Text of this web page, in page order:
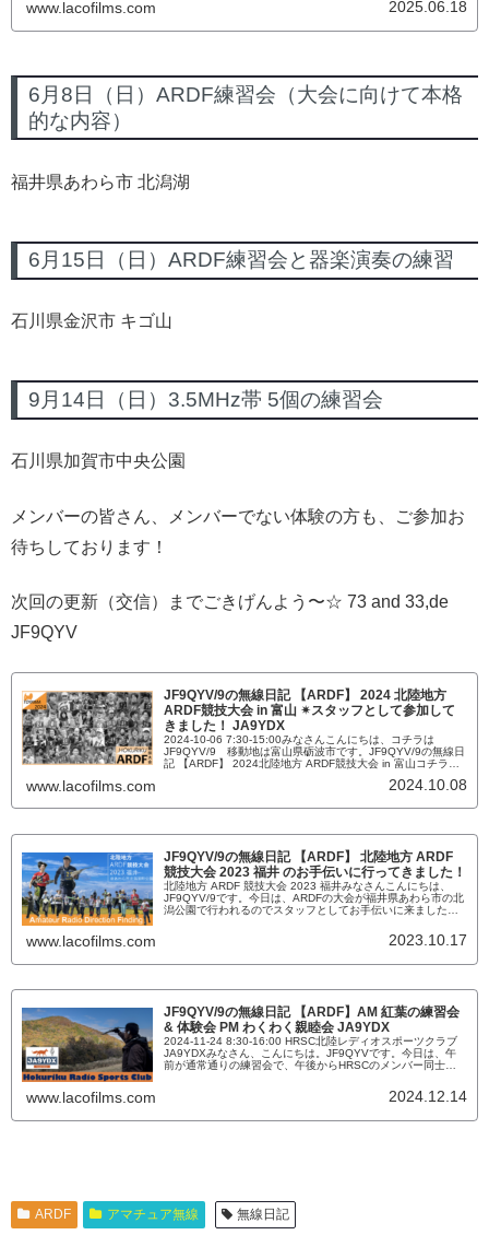
ら、読むのも大変。駐車場2025 北陸ハムフェスティバル
2025 北陸ハムフェスティバル J...
www.lacofilms.com 2025.06.18
6月8日（日）ARDF練習会（大会に向けて本格
的な内容）
福井県あわら市 北潟湖
6月15日（日）ARDF練習会と器楽演奏の練習
石川県金沢市 キゴ山
9月14日（日）3.5MHz帯 5個の練習会
石川県加賀市中央公園
メンバーの皆さん、メンバーでない体験の方も、ご参加お
待ちしております！
次回の更新（交信）までごきげんよう〜☆ 73 and 33,de
JF9QYV
JF9QYV/9の無線日記 【ARDF】 2024 北陸地方
ARDF競技大会 in 富山 ✴︎スタッフとして参加して
きました！ JA9YDX
2024-10-06 7:30-15:00みなさんこんにちは、コチラは
JF9QYV/9 移動地は富山県砺波市です。JF9QYV/9の無線日
記 【ARDF】 2024北陸地方 ARDF競技大会 in 富山コチラの
りの坂を全力疾走でゴールし、力尽きる直前の選手たちの表
力といった文字が頭をよぎ...
www.lacofilms.com 2024.10.08
JF9QYV/9の無線日記 【ARDF】 北陸地方 ARDF
競技大会 2023 福井 のお手伝いに行ってきました！
北陸地方 ARDF 競技大会 2023 福井みなさんこんにちは、
JF9QYV/9です。今日は、ARDFの大会が福井県あわら市の北
潟公園で行われるのでスタッフとしてお手伝いに来ました。
日（日）受付 08：30～09：00（雨天決行）場 所 福井県あわ
ら市 北潟湖畔公園 周辺競技方法 JARL制定のARDF競技実施
www.lacofilms.com 2023.10.17
JF9QYV/9の無線日記 【ARDF】AM 紅葉の練習会
& 体験会 PM わくわく親睦会 JA9YDX
2024-11-24 8:30-16:00 HRSC北陸レディオスポーツクラブ
JA9YDXみなさん、こんにちは。JF9QYVです。今日は、午
前が通常通りの練習会で、午後からHRSCのメンバー同士の
今日は友人ファミリーをARDF体験会にご招待しました。座学
は無しで、山の中を一緒に歩こう。AM 練習会 & 体験会
www.lacofilms.com 2024.12.14
ARDF アマチュア無線 無線日記